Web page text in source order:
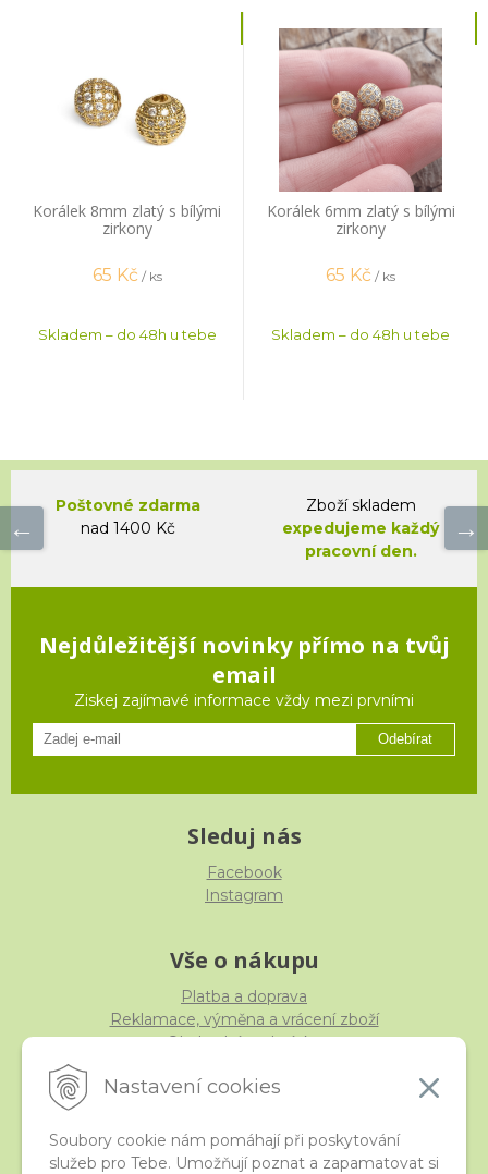
Nastavení cookies
Soubory cookie nám pomáhají při poskytování
služeb pro Tebe. Umožňují poznat a zapamatovat si
Korálek 8mm zlatý s bílými
zirkony
65 Kč / ks
Skladem – do 48h u tebe
Korálek 6mm zlatý s bílými
zirkony
65 Kč / ks
Skladem – do 48h u tebe
Poštovné zdarma
nad 1400 Kč
Zboží skladem
expedujeme každý
pracovní den.
Nejdůležitější novinky přímo na tvůj
email
Ziskej zajímavé informace vždy mezi prvními
Odebírat
Sleduj nás
Facebook
Instagram
Vše o nákupu
Platba a doprava
Reklamace, výměna a vrácení zboží
Obchodní podmínky